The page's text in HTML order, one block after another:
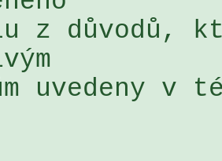
z důvodů,
uvedeny v